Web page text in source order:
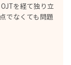
を経て独り立
でなくても問題